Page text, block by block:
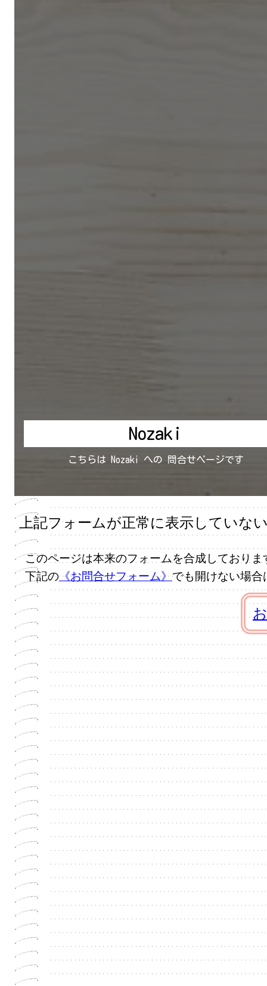
上記フォームが正常に表示していな
このページは本来のフォームを合成しておりま
下記の《お問合せフォーム》 でも開けない場合